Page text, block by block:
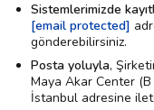
Sistemlerimizde
[email protected]
gönderebilirsiniz.
Posta yoluyla,
Maya Akar Center (B
İstanbul adresine